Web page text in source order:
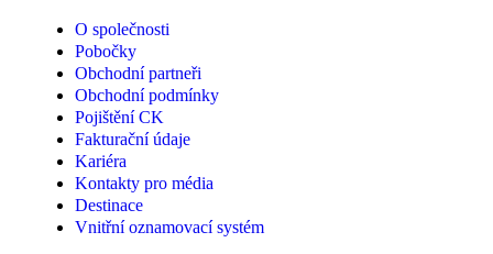
O společnosti
Pobočky
Obchodní partneři
Obchodní podmínky
Pojištění CK
Fakturační údaje
Kariéra
Kontakty pro média
Destinace
Vnitřní oznamovací systém